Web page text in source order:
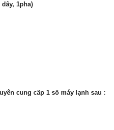
1pha)
cung cấp 1 số máy lạnh sau :